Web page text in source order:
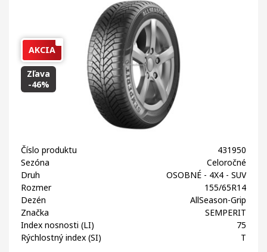
AKCIA
Zľava
-46%
Číslo produktu
431950
Sezóna
Celoročné
Druh
OSOBNÉ - 4X4 - SUV
Rozmer
155/65R14
Dezén
AllSeason-Grip
Značka
SEMPERIT
Index nosnosti (LI)
75
Rýchlostný index (SI)
T